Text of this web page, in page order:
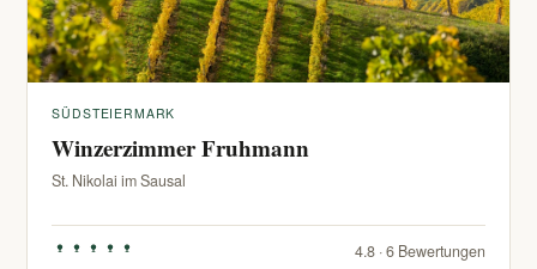
SÜDSTEIERMARK
Winzerzimmer Fruhmann
St. Nikolai im Sausal
4.8 · 6 Bewertungen